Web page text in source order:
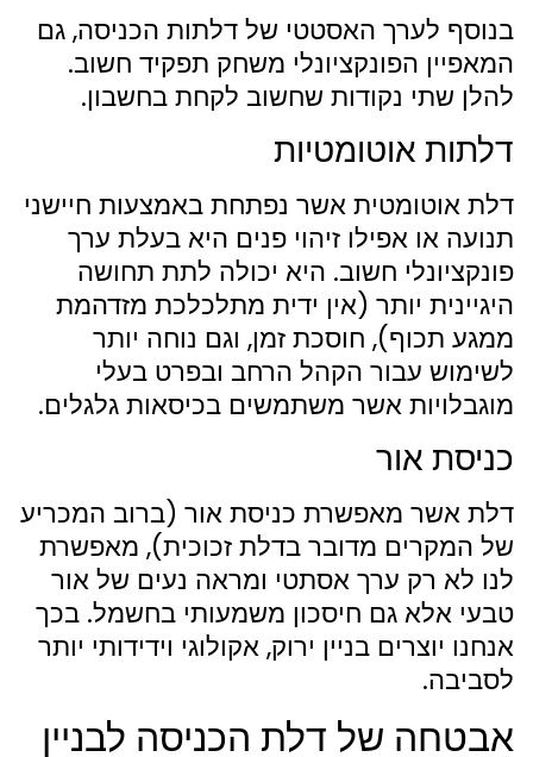
בנוסף לערך האסטטי של דלתות הכניסה, גם
המאפיין הפונקציונלי משחק תפקיד חשוב.
להלן שתי נקודות שחשוב לקחת בחשבון.
דלתות אוטומטיות
דלת אוטומטית אשר נפתחת באמצעות חיישני
תנועה או אפילו זיהוי פנים היא בעלת ערך
פונקציונלי חשוב. היא יכולה לתת תחושה
היגיינית יותר (אין ידית מתלכלכת מזדהמת
ממגע תכוף), חוסכת זמן, וגם נוחה יותר
לשימוש עבור הקהל הרחב ובפרט בעלי
מוגבלויות אשר משתמשים בכיסאות גלגלים.
כניסת אור
דלת אשר מאפשרת כניסת אור (ברוב המכריע
של המקרים מדובר בדלת זכוכית), מאפשרת
לנו לא רק ערך אסתטי ומראה נעים של אור
טבעי אלא גם חיסכון משמעותי בחשמל. בכך
אנחנו יוצרים בניין ירוק, אקולוגי וידידותי יותר
לסביבה.
אבטחה של דלת הכניסה לבניין